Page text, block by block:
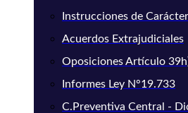
Instrucciones de
Acuerdos Extrajudiciales
Oposiciones Artículo
Informes Ley N°19.733
C.Preventiva Central -